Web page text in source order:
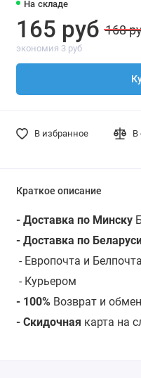
На складе
165 руб 168
экономия 3 руб
В избранное В
Краткое описание
- Доставка по Минску
- Доставка по
- Европочта и
- Курьером
- 100% Возврат и
- Скидочная карта на